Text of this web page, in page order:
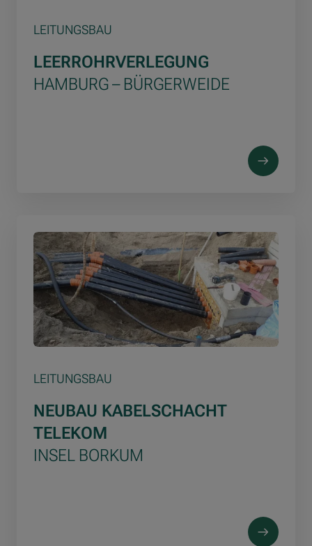
LEITUNGSBAU
LEERROHRVERLEGUNG
HAMBURG – BÜRGERWEIDE
LEITUNGSBAU
NEUBAU KABELSCHACHT
TELEKOM
INSEL BORKUM